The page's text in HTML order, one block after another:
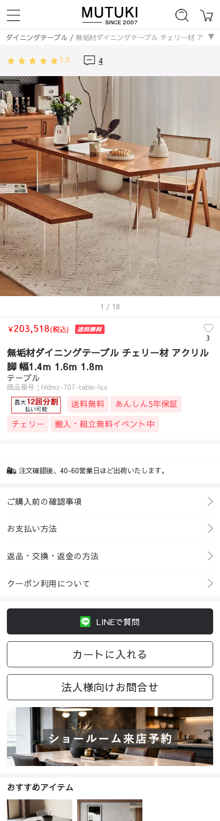
ダイニングテーブル / 無垢材ダイニングテーブル チェリー材 アク
5.0 4
1 / 18
￥203,518(税込)
3
無垢材ダイニングテーブル チェリー材 アクリル
脚 幅1.4ｍ 1.6ｍ 1.8ｍ
テーブル
商品番号：hldmz-707-table-lsx
送料無料
あんしん5年保証
チェリー
搬入・組立無料イベント中
注文確認後、40-60営業日ほど出荷いたします。
ご購入前の確認事項
お支払い方法
返品・交換・返金の方法
クーポン利用について
LINEで質問
カートに入れる
法人様向けお問合せ
おすすめアイテム